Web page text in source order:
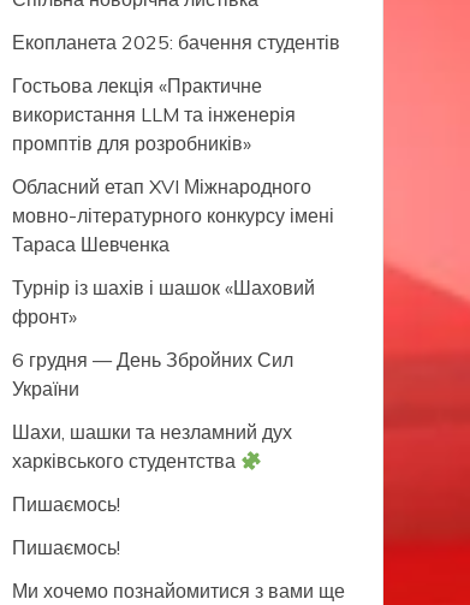
Екопланета 2025: бачення студентів
Гостьова лекція «Практичне
використання LLM та інженерія
промптів для розробників»
Обласний етап XVI Міжнародного
мовно-літературного конкурсу імені
Тараса Шевченка
Турнір із шахів і шашок «Шаховий
фронт»
6 грудня — День Збройних Сил
України
Шахи, шашки та незламний дух
харківського студентства
Пишаємось!
Пишаємось!
Ми хочемо познайомитися з вами ще